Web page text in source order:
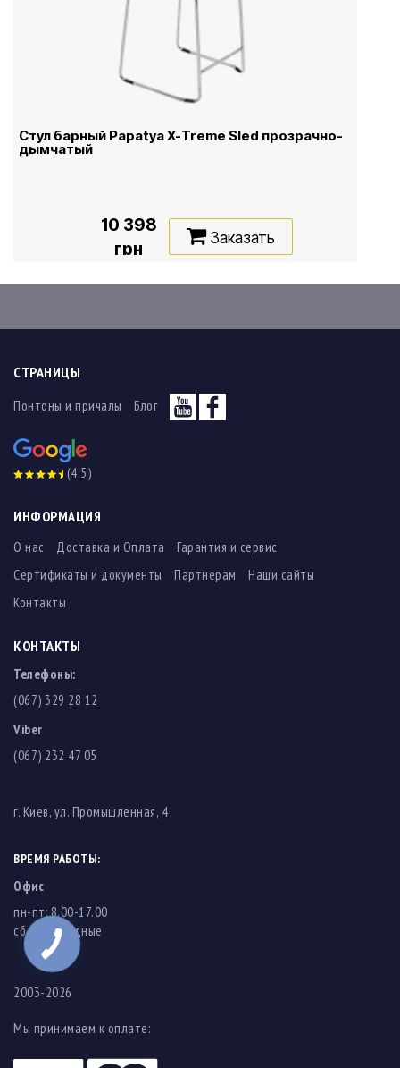
Стул барный Papatya X-Treme Sled прозрачно-
дымчатый
10 398
грн
Заказать
СТРАНИЦЫ
Понтоны и причалы Блог
(4,5)
ИНФОРМАЦИЯ
О нас Доставка и Оплата
Гарантия и сервис
Сертификаты и документы
Партнерам
Наши сайты
Контакты
КОНТАКТЫ
Телефоны:
(067) 329 28 12
Viber
(067) 232 47 05
г. Киев, ул. Промышленная, 4
ВРЕМЯ РАБОТЫ:
Офис
пн-пт: 8.00-17.00
cб-вс: выходные
2003-2026
Мы принимаем к оплате: